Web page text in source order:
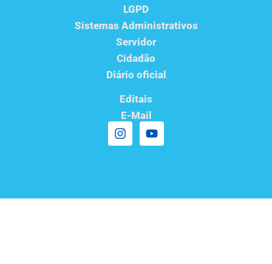
LGPD
Sistemas Administrativos
Servidor
Cidadão
Diário oficial
Editais
E-Mail